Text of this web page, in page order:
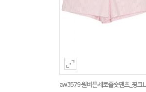
aw3579 원버튼세로줄숏팬츠_핑크L